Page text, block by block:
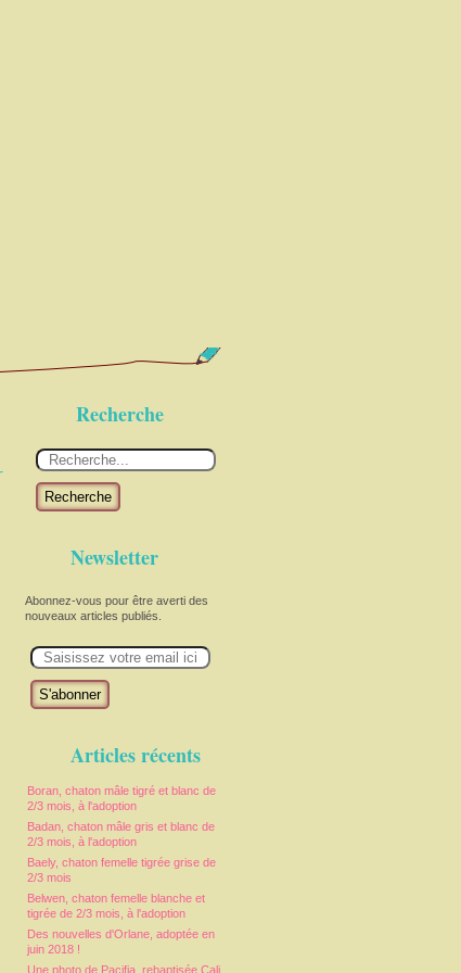
Recherche
Recherche
Newsletter
Abonnez-vous pour être averti des
nouveaux articles publiés.
m
Articles récents
Boran, chaton mâle tigré et blanc de
2/3 mois, à l'adoption
Badan, chaton mâle gris et blanc de
2/3 mois, à l'adoption
Baely, chaton femelle tigrée grise de
2/3 mois
Belwen, chaton femelle blanche et
tigrée de 2/3 mois, à l'adoption
Des nouvelles d'Orlane, adoptée en
juin 2018 !
Une photo de Pacifia, rebaptisée Cali,